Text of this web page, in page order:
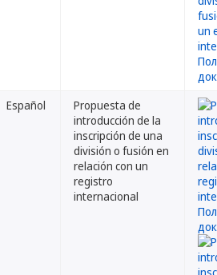
Español
Propuesta de
introducción de la
inscripción de una
división o fusión en
relación con un
registro
internacional